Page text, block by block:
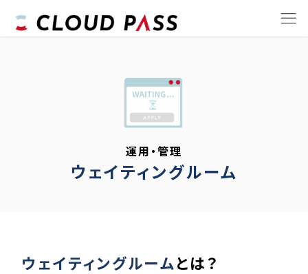
運用・管理
ウェイティングルーム
ウェイティングルーム とは？